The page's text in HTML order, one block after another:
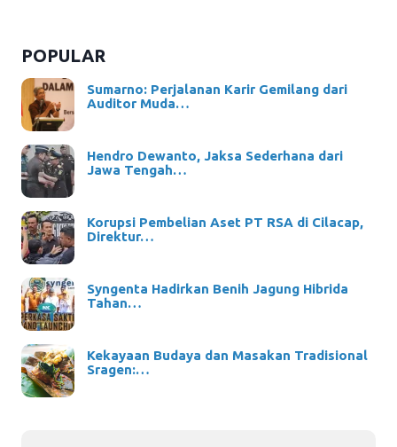
POPULAR
Sumarno: Perjalanan Karir Gemilang dari
Auditor Muda…
Hendro Dewanto, Jaksa Sederhana dari
Jawa Tengah…
Korupsi Pembelian Aset PT RSA di Cilacap,
Direktur…
Syngenta Hadirkan Benih Jagung Hibrida
Tahan…
Kekayaan Budaya dan Masakan Tradisional
Sragen:…